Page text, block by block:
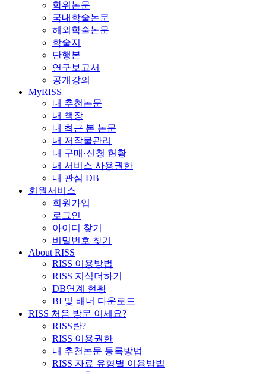
학위논문
국내학술논문
해외학술논문
학술지
단행본
연구보고서
공개강의
MyRISS
내 추천논문
내 책장
내 최근 본 논문
내 저작물관리
내 구매·신청 현황
내 서비스 사용권한
내 관심 DB
회원서비스
회원가입
로그인
아이디 찾기
비밀번호 찾기
About RISS
RISS 이용방법
RISS 지식더하기
DB연계 현황
BI 및 배너 다운로드
RISS 처음 방문 이세요?
RISS란?
RISS 이용권한
내 추천논문 등록방법
RISS 자료 유형별 이용방법